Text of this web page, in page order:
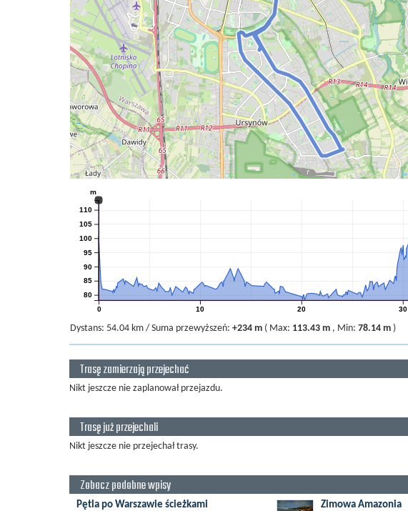
0 10 20 30
80
85
90
95
100
105
110
m
Dystans: 54.04 km / Suma przewyższeń: +234 m ( Max: 113.43 m , Min: 78.14 m )
Trasę zamierzają przejechać
Nikt jeszcze nie zaplanował przejazdu.
Trasę już przejechali
Nikt jeszcze nie przejechał trasy.
Zobacz podobne wpisy
Pętla po Warszawie ścieżkami
Zimowa Amazonia